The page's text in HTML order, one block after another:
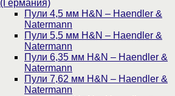
(Германия)
Пули 4,5 мм H&N – Haendler &
Natermann
Пули 5,5 мм H&N – Haendler &
Natermann
Пули 6,35 мм H&N – Haendler &
Natermann
Пули 7,62 мм H&N – Haendler &
Natermann